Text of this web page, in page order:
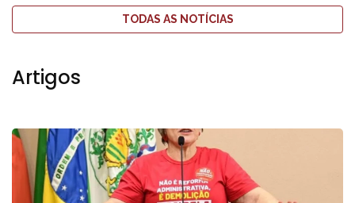
TODAS AS NOTÍCIAS
Artigos